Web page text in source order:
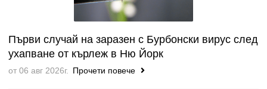
Първи случай на заразен с Бурбонски вирус след
ухапване от кърлеж в Ню Йорк
от 06 авг 2026г. Прочети повече